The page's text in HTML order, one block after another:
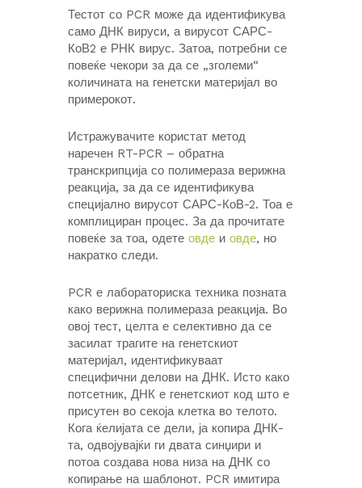
Тестот со PCR може да идентификува
само ДНК вируси, а вирусот САРС-
КоВ2 е РНК вирус. Затоа, потребни се
повеќе чекори за да се „зголеми“
количината на генетски материјал во
примерокот.
Истражувачите користат метод
наречен RT-PCR – обратна
транскрипција со полимераза верижна
реакција, за да се идентификува
специјално вирусот САРС-КоВ-2. Тоа е
комплициран процес. За да прочитате
повеќе за тоа, одете овде и овде, но
накратко следи.
PCR е лабораториска техника позната
како верижна полимераза реакција. Во
овој тест, целта е селективно да се
засилат трагите на генетскиот
материјал, идентификуваат
специфични делови на ДНК. Исто како
потсетник, ДНК е генетскиот код што е
присутен во секоја клетка во телото.
Кога ќелијата се дели, ја копира ДНК-
та, одвојувајќи ги двата синџири и
потоа создава нова низа на ДНК со
копирање на шаблонот. PCR имитира